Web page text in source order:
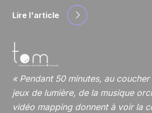
Lire l'article
Pendant 50 minutes, au
jeux de lumière, de la musique
vidéo mapping donnent à voir la